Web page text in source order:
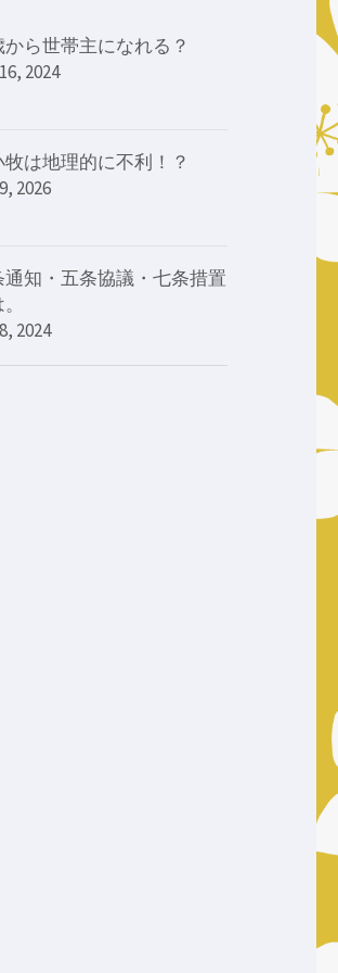
から世帯主になれる？
2024
牧は地理的に不利！？
2026
通知・五条協議・七条措置
2024